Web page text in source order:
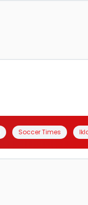
Soccer Times